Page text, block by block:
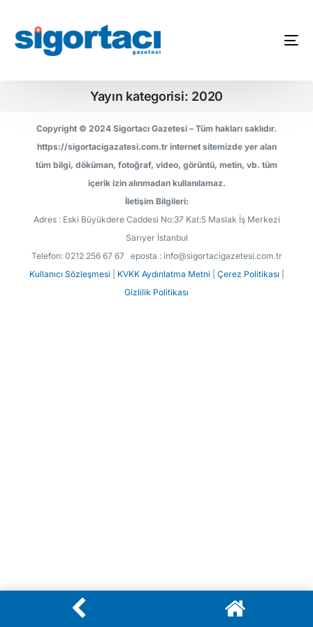
Yayın kategorisi: 2020
Copyright © 2024 Sigortacı Gazetesi – Tüm hakları saklıdır.
https://sigortacigazatesi.com.tr internet sitemizde yer alan
tüm bilgi, döküman, fotoğraf, video, görüntü, metin, vb. tüm
içerik izin alınmadan kullanılamaz.
İletişim Bilgileri:
Adres : Eski Büyükdere Caddesi No:37 Kat:5 Maslak İş Merkezi
Sarıyer İstanbul
Telefon: 0212 256 67 67 eposta : info@sigortacigazetesi.com.tr
Kullanıcı Sözleşmesi
KVKK Aydınlatma Metni Çerez Politikası
Gizlilik Politikası